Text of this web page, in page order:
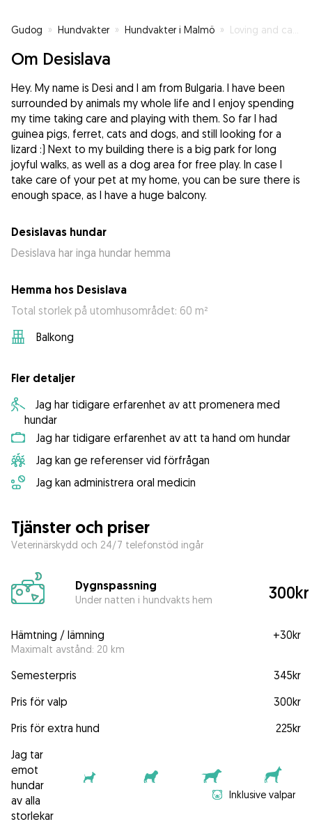
Gudog » Hundvakter » Hundvakter i Malmö » Loving and caring pet sitter
Om Desislava
Hey. My name is Desi and I am from Bulgaria. I have been
surrounded by animals my whole life and I enjoy spending
my time taking care and playing with them. So far I had
guinea pigs, ferret, cats and dogs, and still looking for a
lizard :) Next to my building there is a big park for long
joyful walks, as well as a dog area for free play. In case I
take care of your pet at my home, you can be sure there is
enough space, as I have a huge balcony.
Desislavas hundar
Desislava har inga hundar hemma
Hemma hos Desislava
Total storlek på utomhusområdet: 60 m²
Balkong
Fler detaljer
Jag har tidigare erfarenhet av att promenera med
hundar
Jag har tidigare erfarenhet av att ta hand om hundar
Jag kan ge referenser vid förfrågan
Jag kan administrera oral medicin
Tjänster och priser
Veterinärskydd och 24/7 telefonstöd ingår
Dygnspassning
Under natten i hundvakts hem 300kr
Hämtning / lämning
Maximalt avstånd: 20 km
+30kr
Semesterpris
345kr
Pris för valp
300kr
Pris för extra hund
225kr
Jag tar
emot
hundar
av alla
storlekar
Inklusive valpar